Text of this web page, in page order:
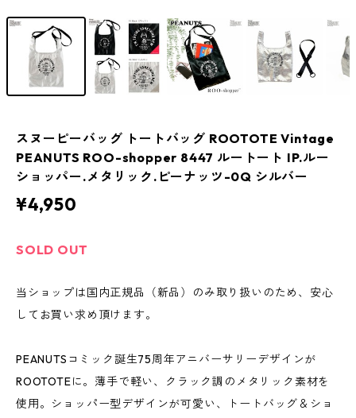
スヌーピーバッグ トートバッグ ROOTOTE Vintage
PEANUTS ROO-shopper 8447 ルートート IP.ルー
ショッパー.メタリック.ピーナッツ-0Q シルバー
¥4,950
SOLD OUT
当ショップは国内正規品（新品）のみ取り扱いのため、安心
してお買い求め頂けます。
PEANUTSコミック誕生75周年アニバーサリーデザインが
ROOTOTEに。薄手で軽い、クラック調のメタリック素材を
使用。ショッパー型デザインが可愛い、トートバッグ＆ショ